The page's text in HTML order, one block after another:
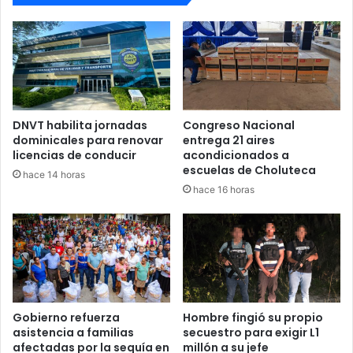
DNVT habilita jornadas
dominicales para renovar
licencias de conducir
hace 14 horas
Congreso Nacional
entrega 21 aires
acondicionados a
escuelas de Choluteca
hace 16 horas
Gobierno refuerza
asistencia a familias
afectadas por la sequía en
Hombre fingió su propio
secuestro para exigir L1
millón a su jefe